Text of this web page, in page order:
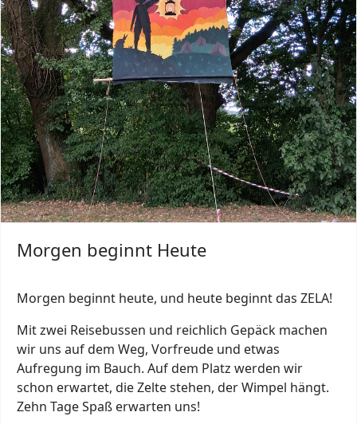
Morgen beginnt Heute
Morgen beginnt heute, und heute beginnt das ZELA!
Mit zwei Reisebussen und reichlich Gepäck machen
wir uns auf dem Weg, Vorfreude und etwas
Aufregung im Bauch. Auf dem Platz werden wir
schon erwartet, die Zelte stehen, der Wimpel hängt.
Zehn Tage Spaß erwarten uns!